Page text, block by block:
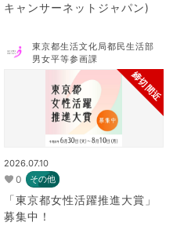
キャンサーネットジャパン)
東京都生活文化局都民生活部
男女平等参画課
締切間近
2026.07.10
0 その他
「東京都女性活躍推進大賞」
募集中！